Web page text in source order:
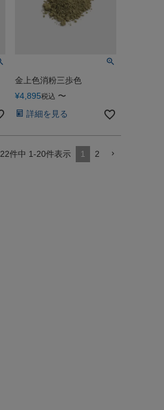
金上色消粉三歩色
¥4,895税込 〜
詳細を見る
22件中 1-20件表示 1 2